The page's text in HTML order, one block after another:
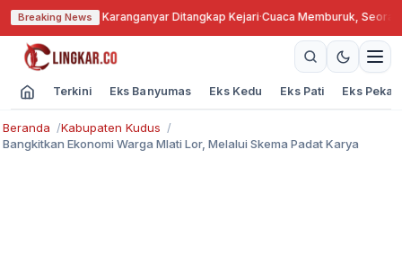
Breaking News
Kades Karanganyar Ditangkap Kejari·Cuaca Memburuk, Seorang
Terkini Eks Banyumas Eks Kedu Eks Pati Eks
Beranda
Kabupaten Kudus
Bangkitkan Ekonomi Warga Mlati Lor, Melalui Skema Padat Karya